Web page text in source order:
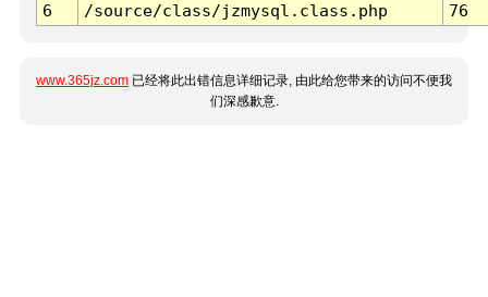
6
/source/class/jzmysql.class.php 76
www.365jz.com 已经将此出错信息详细记录, 由此给您带来的访问不便我
们深感歉意.